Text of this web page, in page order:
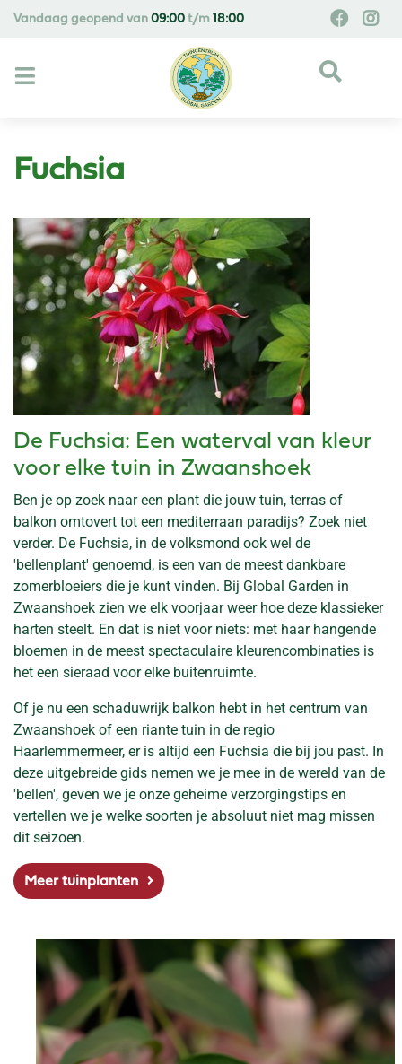
Vandaag geopend van 09:00 t/m 18:00
Fuchsia
De Fuchsia: Een waterval van kleur
voor elke tuin in Zwaanshoek
Ben je op zoek naar een plant die jouw tuin, terras of
balkon omtovert tot een mediterraan paradijs? Zoek niet
verder. De Fuchsia, in de volksmond ook wel de
'bellenplant' genoemd, is een van de meest dankbare
zomerbloeiers die je kunt vinden. Bij Global Garden in
Zwaanshoek zien we elk voorjaar weer hoe deze klassieker
harten steelt. En dat is niet voor niets: met haar hangende
bloemen in de meest spectaculaire kleurencombinaties is
het een sieraad voor elke buitenruimte.
Of je nu een schaduwrijk balkon hebt in het centrum van
Zwaanshoek of een riante tuin in de regio
Haarlemmermeer, er is altijd een Fuchsia die bij jou past. In
deze uitgebreide gids nemen we je mee in de wereld van de
'bellen', geven we je onze geheime verzorgingstips en
vertellen we je welke soorten je absoluut niet mag missen
dit seizoen.
Meer tuinplanten